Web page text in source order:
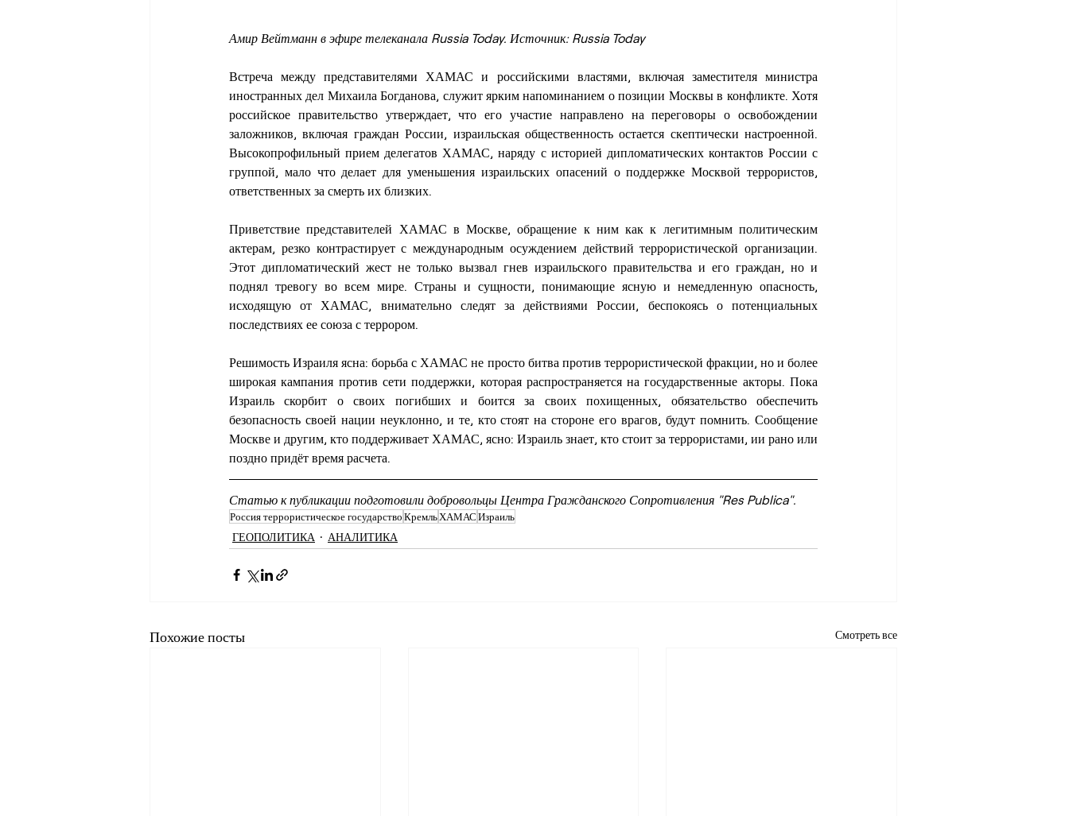
Амир Вейтманн в эфире телеканала Russia Today. Источник: Russia Today
Встреча между представителями ХАМАС и российскими властями, включая заместителя министра
иностранных дел Михаила Богданова, служит ярким напоминанием о позиции Москвы в конфликте. Хотя
российское правительство утверждает, что его участие направлено на переговоры о освобождении
заложников, включая граждан России, израильская общественность остается скептически настроенной.
Высокопрофильный прием делегатов ХАМАС, наряду с историей дипломатических контактов России с
группой, мало что делает для уменьшения израильских опасений о поддержке Москвой террористов,
ответственных за смерть их близких.
Приветствие представителей ХАМАС в Москве, обращение к ним как к легитимным политическим
актерам, резко контрастирует с международным осуждением действий террористической организации.
Этот дипломатический жест не только вызвал гнев израильского правительства и его граждан, но и
поднял тревогу во всем мире. Страны и сущности, понимающие ясную и немедленную опасность,
исходящую от ХАМАС, внимательно следят за действиями России, беспокоясь о потенциальных
последствиях ее союза с террором.
Решимость Израиля ясна: борьба с ХАМАС не просто битва против террористической фракции, но и более
широкая кампания против сети поддержки, которая распространяется на государственные акторы. Пока
Израиль скорбит о своих погибших и боится за своих похищенных, обязательство обеспечить
безопасность своей нации неуклонно, и те, кто стоят на стороне его врагов, будут помнить. Сообщение
Москве и другим, кто поддерживает ХАМАС, ясно: Израиль знает, кто стоит за террористами, ии рано или
поздно придёт время расчета.
Статью к публикации подготовили добровольцы Центра Гражданского Сопротивления "Res Publica".
Россия террористическое государствоКремльХАМАСИзраиль
ГЕОПОЛИТИКА АНАЛИТИКА
Похожие посты Смотреть все